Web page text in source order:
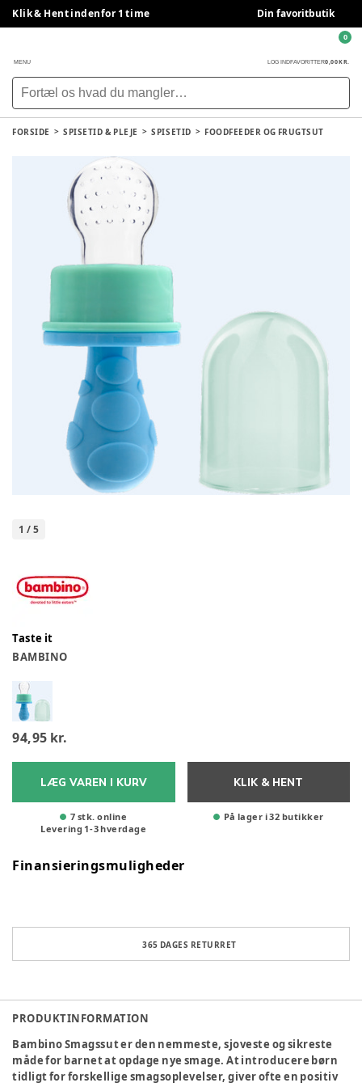
Klik & Hent indenfor 1 time Din favoritbutik
MENU LOG INDFAVORITTER0,00 KR.
0
FORSIDE SPISETID & PLEJE SPISETID FOODFEEDER OG FRUGTSUT
1 /5
Taste it
BAMBINO
94,95 kr.
LÆG VAREN I KURV
7 stk. online
Levering 1-3hverdage
KLIK & HENT
På lager i 32 butikker
Finansieringsmuligheder
365 DAGES RETURRET
PRODUKTINFORMATION
Bambino Smagssut er den nemmeste, sjoveste og sikreste
måde for barnet at opdage nye smage. At introducere børn
tidligt for forskellige smagsoplevelser, giver ofte en positiv